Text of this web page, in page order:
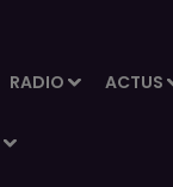
RADIO ACTUS